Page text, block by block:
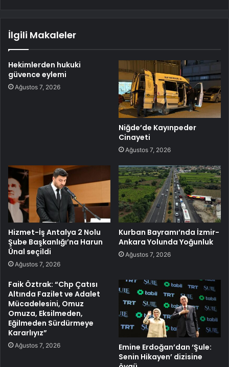
İlgili Makaleler
Hekimlerden hukuki
güvence eylemi
Ağustos 7, 2026
Niğde’de Kayınpeder
Cinayeti
Ağustos 7, 2026
Hizmet-İş Antalya 2 Nolu
Şube Başkanlığı’na Harun
Ünal seçildi
Ağustos 7, 2026
Kurban Bayramı’nda İzmir-
Ankara Yolunda Yoğunluk
Ağustos 7, 2026
Faik Öztrak: “Chp Çatısı
Altında Fazilet ve Adalet
Mücadelesini, Omuz
Omuza, Eksilmeden,
Eğilmeden Sürdürmeye
Kararlıyız”
Ağustos 7, 2026
Emine Erdoğan’dan ‘Şule:
Senin Hikayen’ dizisine